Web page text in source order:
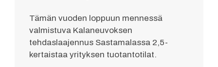
Tämän vuoden loppuun mennessä
valmistuva Kalaneuvoksen
tehdaslaajennus Sastamalassa 2,5-
kertaistaa yrityksen tuotantotilat.